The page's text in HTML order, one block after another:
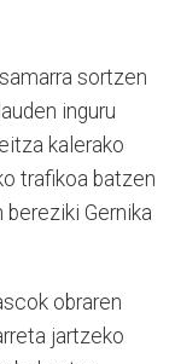
sortzen
inguru
kalerako
trafikoa batzen
Gernika
obraren
jartzeko